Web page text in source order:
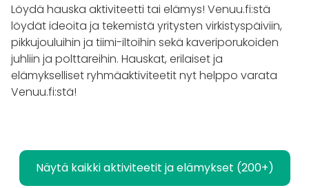
Löydä hauska aktiviteetti tai elämys! Venuu.fi:stä
löydät ideoita ja tekemistä yritysten virkistyspäiviin,
pikkujouluihin ja tiimi-iltoihin sekä kaveriporukoiden
juhliin ja polttareihin. Hauskat, erilaiset ja
elämykselliset ryhmäaktiviteetit nyt helppo varata
Venuu.fi:stä!
Näytä kaikki aktiviteetit ja elämykset (200+)